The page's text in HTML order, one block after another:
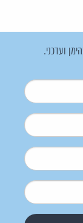
ועדכני.